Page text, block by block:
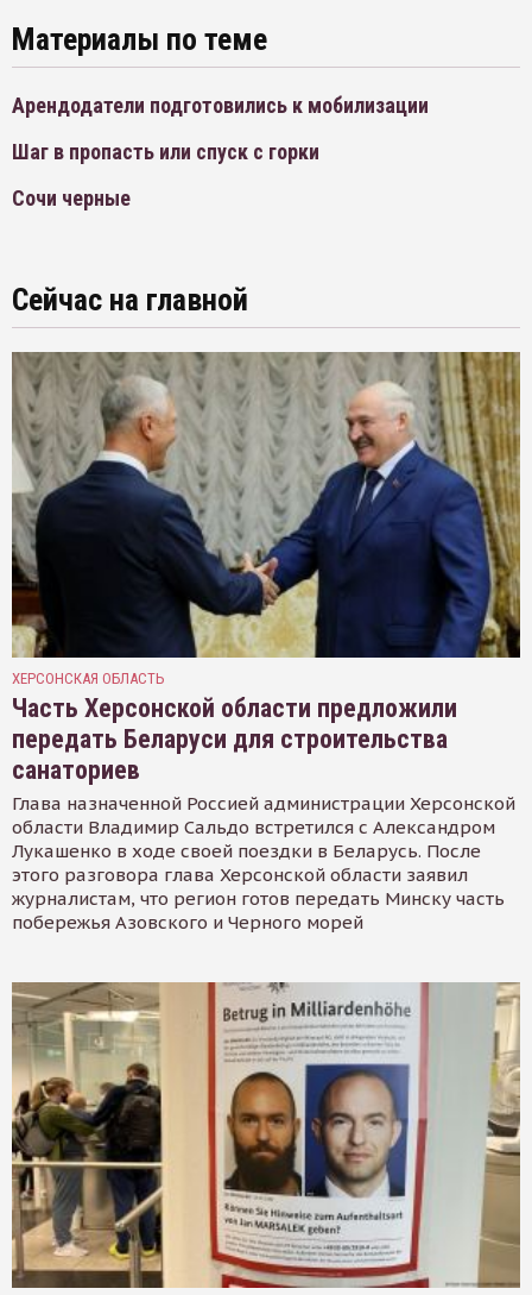
Материалы по теме
Арендодатели подготовились к мобилизации
Шаг в пропасть или спуск с горки
Сочи черные
Сейчас на главной
ХЕРСОНСКАЯ ОБЛАСТЬ
Часть Херсонской области предложили
передать Беларуси для строительства
санаториев
Глава назначенной Россией администрации Херсонской
области Владимир Сальдо встретился с Александром
Лукашенко в ходе своей поездки в Беларусь. После
этого разговора глава Херсонской области заявил
журналистам, что регион готов передать Минску часть
побережья Азовского и Черного морей